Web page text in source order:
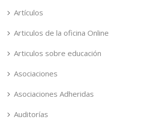
Artículos
Articulos de la oficina Online
Articulos sobre educación
Asociaciones
Asociaciones Adheridas
Auditorías